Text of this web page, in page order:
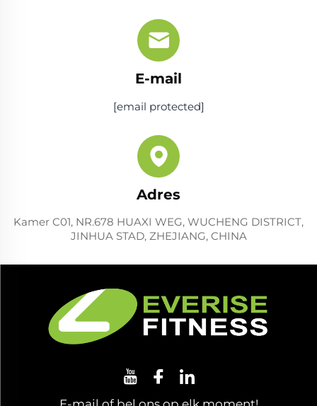
E-mail
[email protected]
Adres
Kamer C01, NR.678 HUAXI WEG, WUCHENG DISTRICT,
JINHUA STAD, ZHEJIANG, CHINA